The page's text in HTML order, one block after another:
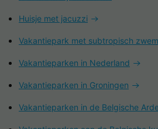
Huisje met jacuzzi
Vakantiepark met subtropisch
Vakantieparken in Nederland
Vakantieparken in Groningen
Vakantieparken in de Belgische